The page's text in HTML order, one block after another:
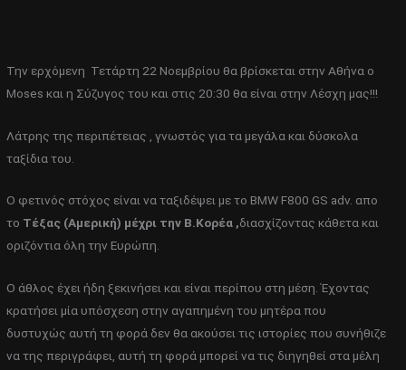
Την ερχόμενη Τετάρτη 22 Νοεμβρίου θα βρίσκεται στην Αθήνα ο
Moses και η Σύζυγος του και στις 20:30 θα είναι στην Λέσχη μας!!!
Λάτρης της περιπέτειας , γνωστός για τα μεγάλα και δύσκολα
ταξίδια του.
Ο φετινός στόχος είναι να ταξιδέψει με το BMW F800 GS adv. απο
το Τέξας (Αμερική) μέχρι την Β.Κορέα ,διασχίζοντας κάθετα και
οριζόντια όλη την Ευρώπη.
Ο άθλος έχει ήδη ξεκινήσει και είναι περίπου στη μέση. Έχοντας
κρατήσει μία υπόσχεση στην αγαπημένη του μητέρα που
δυστυχώς αυτή τη φορά δεν θα ακούσει τις ιστορίες που συνήθιζε
να της περιγράφει, αυτή τη φορά μπορεί να τις διηγηθεί στα μέλη